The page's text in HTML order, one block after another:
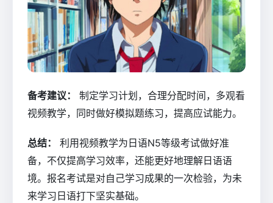
备考建议：
制定学习计划，合理分配时间，多观看
视频教学，同时做好模拟题练习，提高应试能力。
总结：
利用视频教学为日语N5等级考试做好准
备，不仅提高学习效率，还能更好地理解日语语
境。报名考试是对自己学习成果的一次检验，为未
来学习日语打下坚实基础。